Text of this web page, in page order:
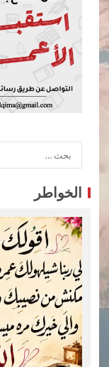
الخواطر